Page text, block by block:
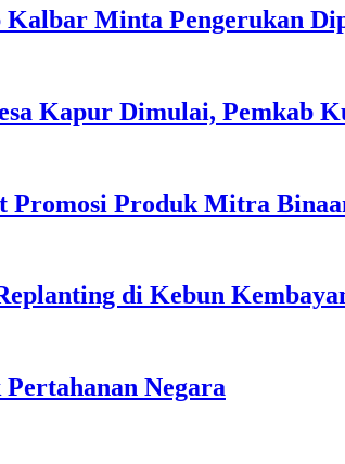
Kalbar Minta Pengerukan
Kapur Dimulai, Pemkab
Produk Mitra
di Kebun
Negara